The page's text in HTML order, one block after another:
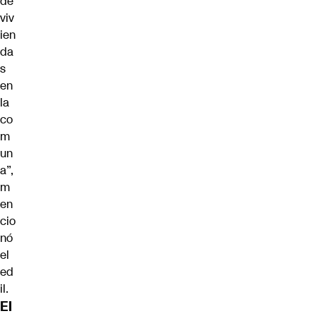
viv
ien
da
s
en
la
co
m
un
a”,
m
en
cio
nó
el
ed
il.
El